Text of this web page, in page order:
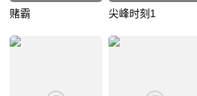
赌霸 尖峰时刻1